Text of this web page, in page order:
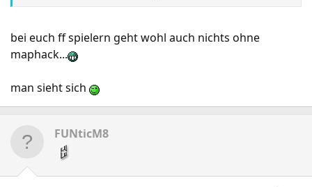
bei euch ff spielern geht wohl auch nichts ohne
maphack...
man sieht sich
FUNticM8